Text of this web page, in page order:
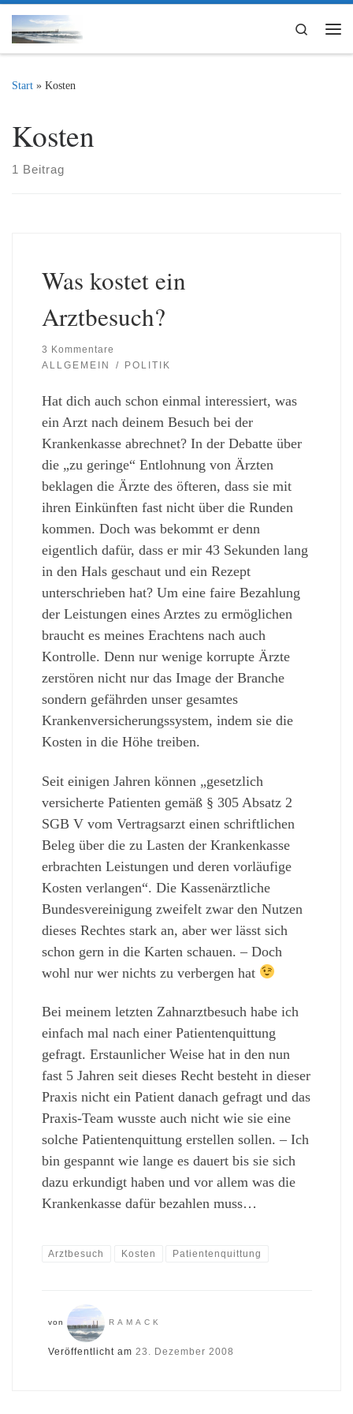
Zum Inhalt springen
Search
Start » Kosten
Kosten
1 Beitrag
Was kostet ein
Arztbesuch?
3 Kommentare
ALLGEMEIN
POLITIK
Hat dich auch schon einmal interessiert, was
ein Arzt nach deinem Besuch bei der
Krankenkasse abrechnet? In der Debatte über
die „zu geringe“ Entlohnung von Ärzten
beklagen die Ärzte des öfteren, dass sie mit
ihren Einkünften fast nicht über die Runden
kommen. Doch was bekommt er denn
eigentlich dafür, dass er mir 43 Sekunden lang
in den Hals geschaut und ein Rezept
unterschrieben hat? Um eine faire Bezahlung
der Leistungen eines Arztes zu ermöglichen
braucht es meines Erachtens nach auch
Kontrolle. Denn nur wenige korrupte Ärzte
zerstören nicht nur das Image der Branche
sondern gefährden unser gesamtes
Krankenversicherungssystem, indem sie die
Kosten in die Höhe treiben.
Seit einigen Jahren können „gesetzlich
versicherte Patienten gemäß § 305 Absatz 2
SGB V vom Vertragsarzt einen schriftlichen
Beleg über die zu Lasten der Krankenkasse
erbrachten Leistungen und deren vorläufige
Kosten verlangen“. Die Kassenärztliche
Bundesvereinigung zweifelt zwar den Nutzen
dieses Rechtes stark an, aber wer lässt sich
schon gern in die Karten schauen. – Doch
wohl nur wer nichts zu verbergen hat
Bei meinem letzten Zahnarztbesuch habe ich
einfach mal nach einer Patientenquittung
gefragt. Erstaunlicher Weise hat in den nun
fast 5 Jahren seit dieses Recht besteht in dieser
Praxis nicht ein Patient danach gefragt und das
Praxis-Team wusste auch nicht wie sie eine
solche Patientenquittung erstellen sollen. – Ich
bin gespannt wie lange es dauert bis sie sich
dazu erkundigt haben und vor allem was die
Krankenkasse dafür bezahlen muss…
Arztbesuch Kosten Patientenquittung
von RAMACK
Veröffentlicht am 23. Dezember 2008